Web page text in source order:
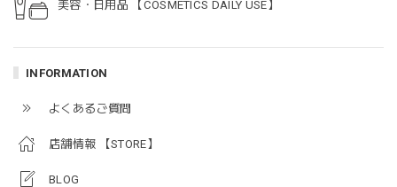
美容・日用品 【COSMETICS DAILY USE】
INFORMATION
よくあるご質問
店舗情報 【STORE】
BLOG